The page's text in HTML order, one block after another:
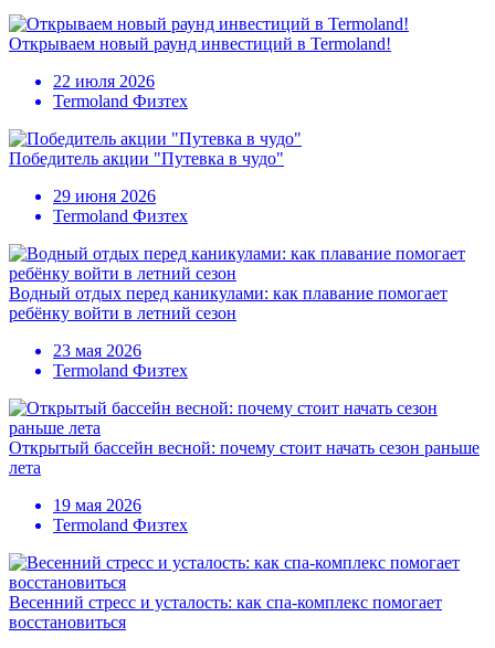
Открываем новый раунд инвестиций в Termoland!
22 июля 2026
Termoland Физтех
Победитель акции "Путевка в чудо"
29 июня 2026
Termoland Физтех
Водный отдых перед каникулами: как плавание помогает
ребёнку войти в летний сезон
23 мая 2026
Termoland Физтех
Открытый бассейн весной: почему стоит начать сезон раньше
лета
19 мая 2026
Termoland Физтех
Весенний стресс и усталость: как спа-комплекс помогает
восстановиться